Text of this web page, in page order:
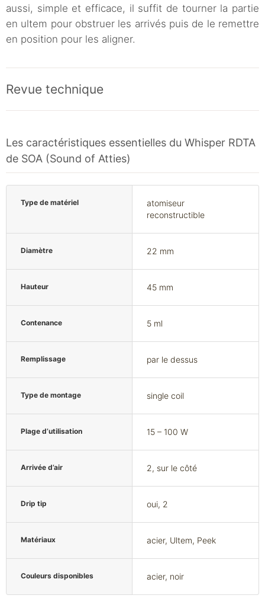
aussi, simple et efficace, il suffit de tourner la partie
en ultem pour obstruer les arrivés puis de le remettre
en position pour les aligner.
Revue technique
Les caractéristiques essentielles du Whisper RDTA
de SOA (Sound of Atties)
Type de matériel
atomiseur
reconstructible
Diamètre 22 mm
Hauteur 45 mm
Contenance 5 ml
Remplissage par le dessus
Type de montage single coil
Plage d’utilisation 15 – 100 W
Arrivée d’air 2, sur le côté
Drip tip oui, 2
Matériaux acier, Ultem, Peek
Couleurs disponibles acier, noir